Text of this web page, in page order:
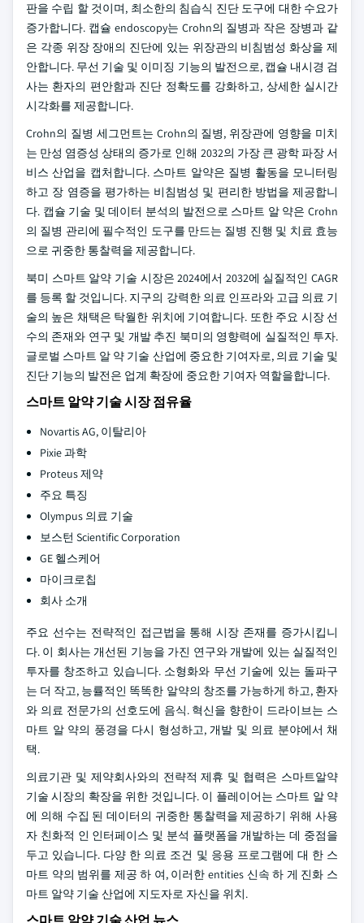
판을 수립 할 것이며, 최소한의 침습식 진단 도구에 대한 수요가
증가합니다. 캡슐 endoscopy는 Crohn의 질병과 작은 장병과 같
은 각종 위장 장애의 진단에 있는 위장관의 비침범성 화상을 제
안합니다. 무선 기술 및 이미징 기능의 발전으로, 캡슐 내시경 검
사는 환자의 편안함과 진단 정확도를 강화하고, 상세한 실시간
시각화를 제공합니다.
Crohn의 질병 세그먼트는 Crohn의 질병, 위장관에 영향을 미치
는 만성 염증성 상태의 증가로 인해 2032의 가장 큰 광학 파장 서
비스 산업을 캡처합니다. 스마트 알약은 질병 활동을 모니터링
하고 장 염증을 평가하는 비침범성 및 편리한 방법을 제공합니
다. 캡슐 기술 및 데이터 분석의 발전으로 스마트 알 약은 Crohn
의 질병 관리에 필수적인 도구를 만드는 질병 진행 및 치료 효능
으로 귀중한 통찰력을 제공합니다.
북미 스마트 알약 기술 시장은 2024에서 2032에 실질적인 CAGR
를 등록 할 것입니다. 지구의 강력한 의료 인프라와 고급 의료 기
술의 높은 채택은 탁월한 위치에 기여합니다. 또한 주요 시장 선
수의 존재와 연구 및 개발 추진 북미의 영향력에 실질적인 투자.
글로벌 스마트 알 약 기술 산업에 중요한 기여자로, 의료 기술 및
진단 기능의 발전은 업계 확장에 중요한 기여자 역할을합니다.
스마트 알약 기술 시장 점유율
Novartis AG, 이탈리아
Pixie 과학
Proteus 제약
주요 특징
Olympus 의료 기술
보스턴 Scientific Corporation
GE 헬스케어
마이크로칩
회사 소개
주요 선수는 전략적인 접근법을 통해 시장 존재를 증가시킵니
다. 이 회사는 개선된 기능을 가진 연구와 개발에 있는 실질적인
투자를 창조하고 있습니다. 소형화와 무선 기술에 있는 돌파구
는 더 작고, 능률적인 똑똑한 알약의 창조를 가능하게 하고, 환자
와 의료 전문가의 선호도에 음식. 혁신을 향한이 드라이브는 스
마트 알 약의 풍경을 다시 형성하고, 개발 및 의료 분야에서 채
택.
의료기관 및 제약회사와의 전략적 제휴 및 협력은 스마트알약
기술 시장의 확장을 위한 것입니다. 이 플레이어는 스마트 알 약
에 의해 수집 된 데이터의 귀중한 통찰력을 제공하기 위해 사용
자 친화적 인 인터페이스 및 분석 플랫폼을 개발하는 데 중점을
두고 있습니다. 다양 한 의료 조건 및 응용 프로그램에 대 한 스
마트 약의 범위를 제공 하 여, 이러한 entities 신속 하 게 진화 스
마트 알약 기술 산업에 지도자로 자신을 위치.